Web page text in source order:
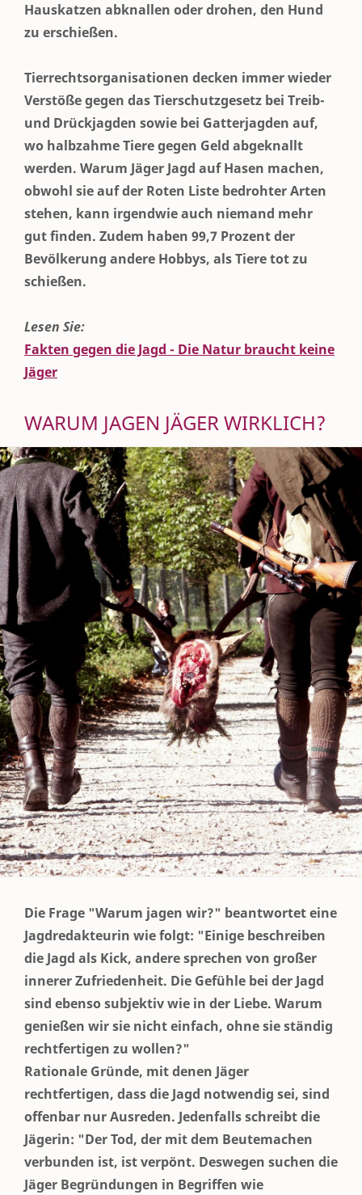
Hauskatzen abknallen oder drohen, den Hund
zu erschießen.
Tierrechtsorganisationen decken immer wieder
Verstöße gegen das Tierschutzgesetz bei Treib-
und Drückjagden sowie bei Gatterjagden auf,
wo halbzahme Tiere gegen Geld abgeknallt
werden. Warum Jäger Jagd auf Hasen machen,
obwohl sie auf der Roten Liste bedrohter Arten
stehen, kann irgendwie auch niemand mehr
gut finden. Zudem haben 99,7 Prozent der
Bevölkerung andere Hobbys, als Tiere tot zu
schießen.
Lesen Sie:
Fakten gegen die Jagd - Die Natur braucht keine
Jäger
WARUM JAGEN JÄGER WIRKLICH?
Die Frage "Warum jagen wir?" beantwortet eine
Jagdredakteurin wie folgt: "Einige beschreiben
die Jagd als Kick, andere sprechen von großer
innerer Zufriedenheit. Die Gefühle bei der Jagd
sind ebenso subjektiv wie in der Liebe. Warum
genießen wir sie nicht einfach, ohne sie ständig
rechtfertigen zu wollen?"
Rationale Gründe, mit denen Jäger
rechtfertigen, dass die Jagd notwendig sei, sind
offenbar nur Ausreden. Jedenfalls schreibt die
Jägerin: "Der Tod, der mit dem Beutemachen
verbunden ist, ist verpönt. Deswegen suchen die
Jäger Begründungen in Begriffen wie